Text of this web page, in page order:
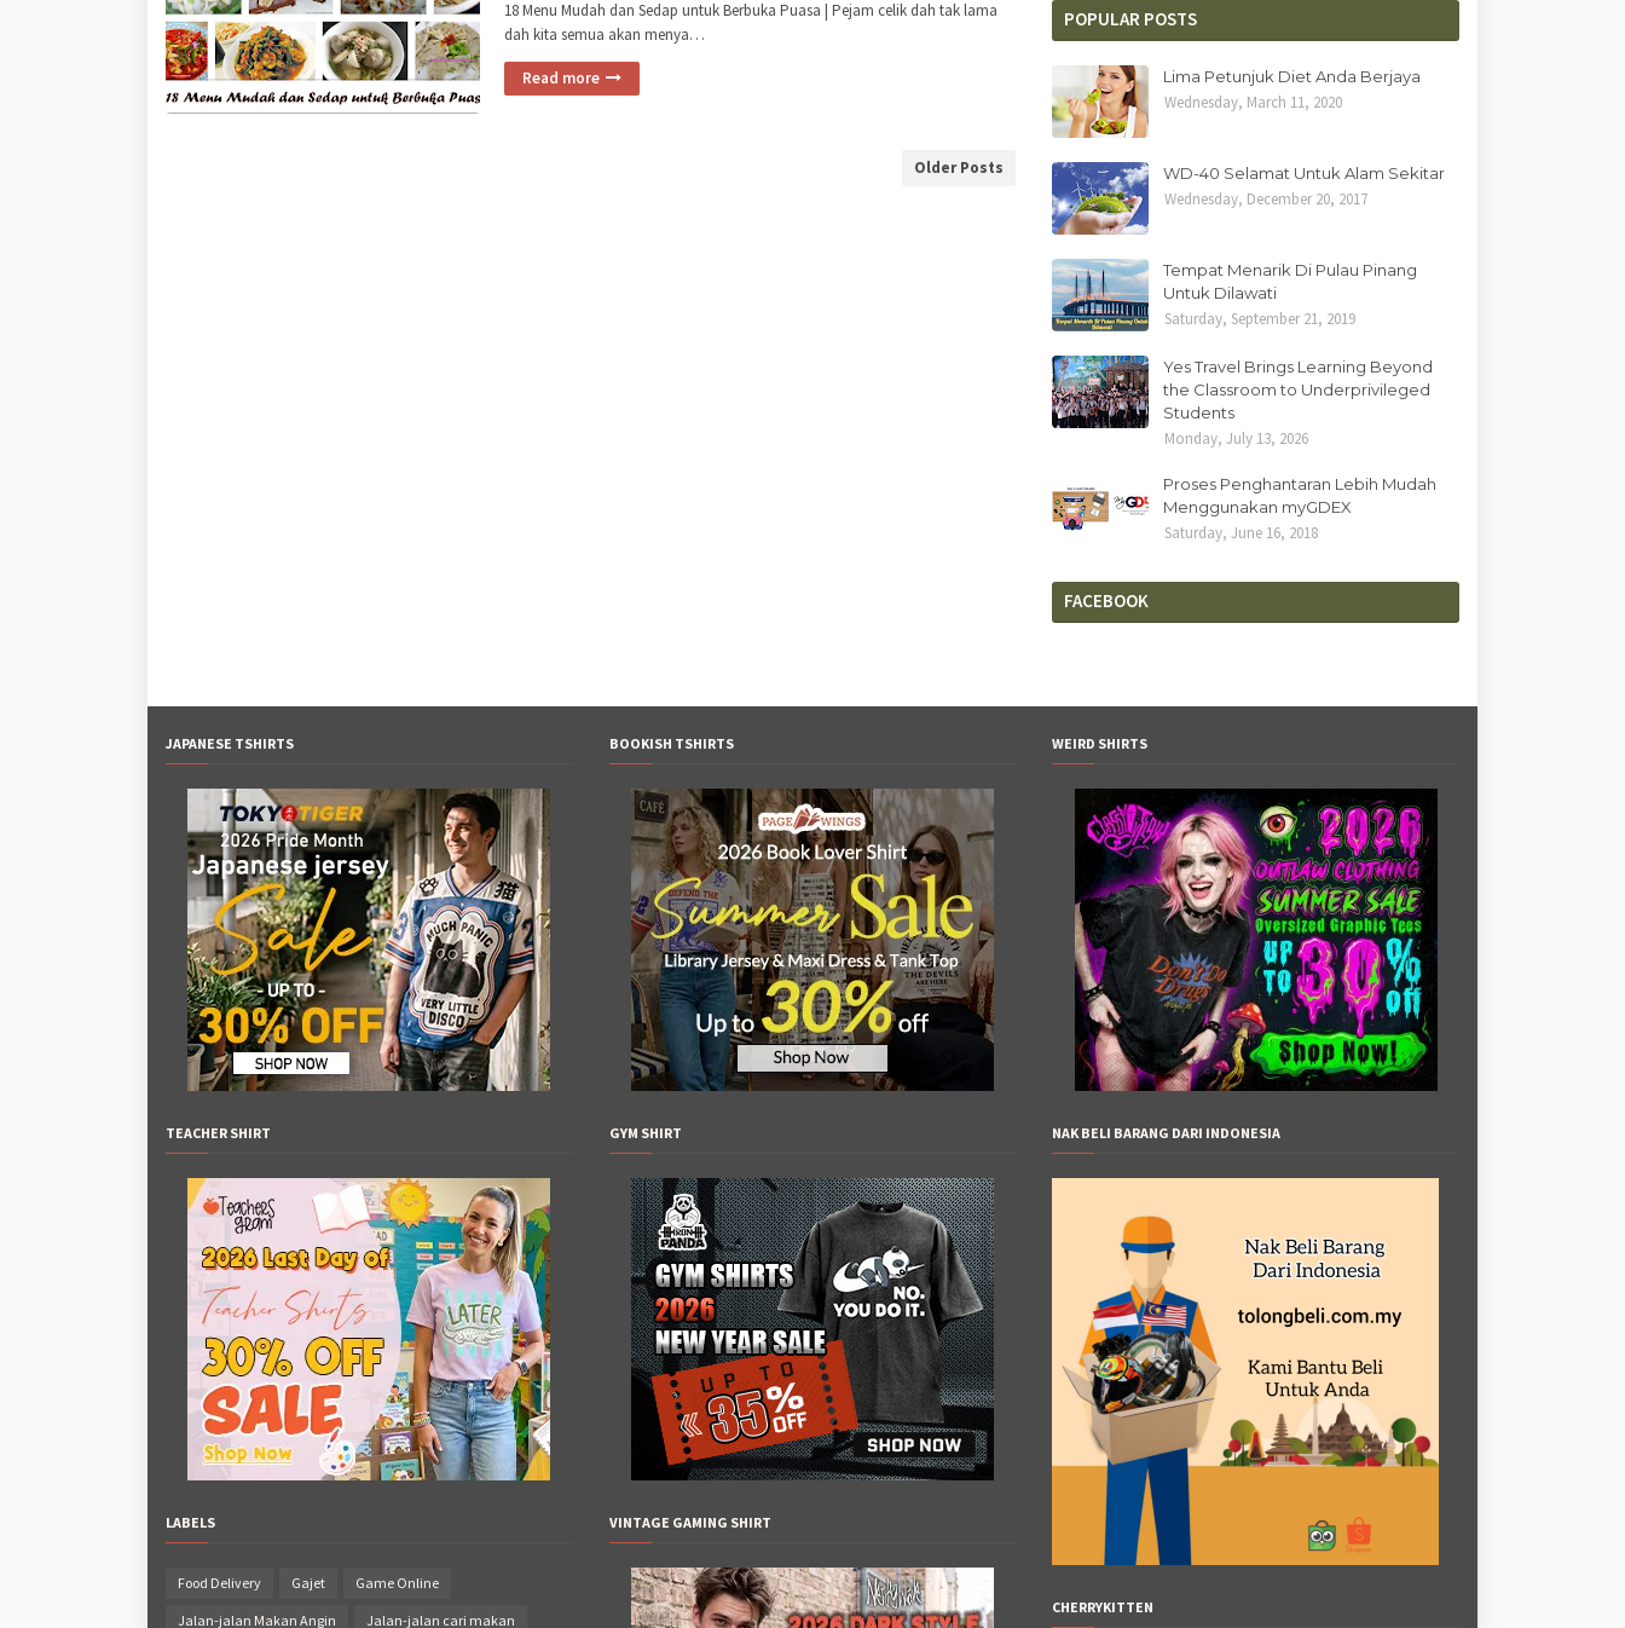
18 Menu Mudah dan Sedap untuk Berbuka Puasa | Pejam celik dah tak lama
dah kita semua akan menya…
Read more
Older Posts
POPULAR POSTS
Lima Petunjuk Diet Anda Berjaya
Wednesday, March 11, 2020
WD-40 Selamat Untuk Alam Sekitar
Wednesday, December 20, 2017
Tempat Menarik Di Pulau Pinang
Untuk Dilawati
Saturday, September 21, 2019
Yes Travel Brings Learning Beyond
the Classroom to Underprivileged
Students
Monday, July 13, 2026
Proses Penghantaran Lebih Mudah
Menggunakan myGDEX
Saturday, June 16, 2018
FACEBOOK
JAPANESE TSHIRTS
TEACHER SHIRT
LABELS
Food Delivery Gajet Game Online
Jalan-jalan Makan Angin Jalan-jalan cari makan
BOOKISH TSHIRTS
GYM SHIRT
VINTAGE GAMING SHIRT
WEIRD SHIRTS
NAK BELI BARANG DARI INDONESIA
CHERRYKITTEN